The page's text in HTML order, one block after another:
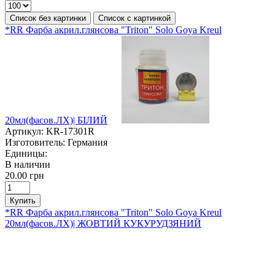
Список без картинки Список с картинкой
*RR Фарба акрил.глянсова "Triton" Solo Goya Kreul
20мл(фасов.ЛХ)| БІЛИЙ
Артикул: KR-17301R
Изготовитель: Германия
Единицы:
В наличии
20.00 грн
Купить
*RR Фарба акрил.глянсова "Triton" Solo Goya Kreul
20мл(фасов.ЛХ)| ЖОВТИЙ КУКУРУДЗЯНИЙ